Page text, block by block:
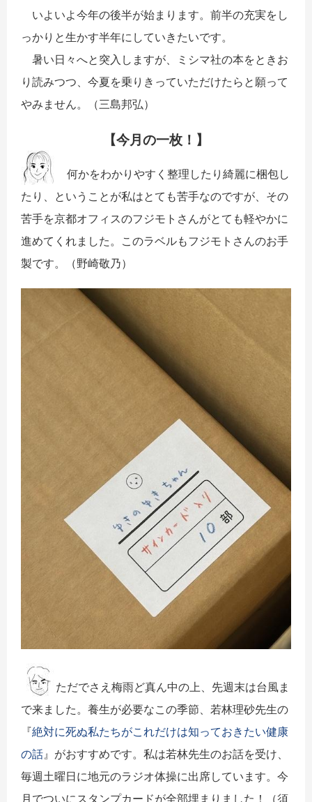
いよいよ今年の後半が始まります。前半の充実をし
っかりと生かす半年にしていきたいです。
暑い日々へと突入しますが、ミシマ社の本をときお
り読みつつ、今夏を乗りきっていただけたらと願って
やみません。（三島邦弘）
【今月の一枚！】
何かをわかりやすく整理したり綺麗に梱包し
たり、ということが私はとても苦手なのですが、その
苦手を京都オフィスのフジモトさんがとても軽やかに
進めてくれました。このラベルもフジモトさんのお手
製です。（野崎敬乃）
ただでさえ梅雨ど真ん中の上、先週末は台風ま
で来ました。養生が必要なこの季節、若林理砂先生の
『絶対に死ぬ私たちがこれだけは知っておきたい健康
の話』がおすすめです。私は若林先生のお話を受け、
毎週土曜日に地元のラジオ体操に出席しています。今
月でついにスタンプカードが全部埋まりました！（須